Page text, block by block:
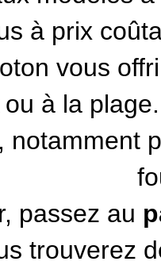
à prix
vous
à la
notamment
passez au
trouverez